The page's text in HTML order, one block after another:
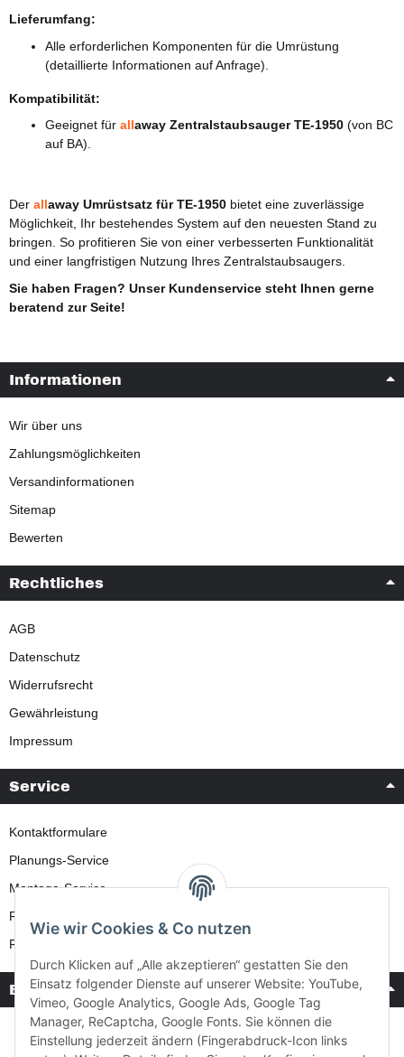
Lieferumfang:
Alle erforderlichen Komponenten für die Umrüstung
(detaillierte Informationen auf Anfrage).
Kompatibilität:
Geeignet für allaway Zentralstaubsauger TE-1950 (von BC
auf BA).
Der allaway Umrüstsatz für TE-1950 bietet eine zuverlässige
Möglichkeit, Ihr bestehendes System auf den neuesten Stand zu
bringen. So profitieren Sie von einer verbesserten Funktionalität
und einer langfristigen Nutzung Ihres Zentralstaubsaugers.
Sie haben Fragen? Unser Kundenservice steht Ihnen gerne
beratend zur Seite!
Informationen
Wir über uns
Zahlungsmöglichkeiten
Versandinformationen
Sitemap
Bewerten
Rechtliches
AGB
Datenschutz
Widerrufsrecht
Gewährleistung
Impressum
Service
Kontaktformulare
Planungs-Service
Montage-Service
Reparatur-Service
Retouren-Service
Bezahlung & Versand
Wie wir Cookies & Co nutzen
Durch Klicken auf „Alle akzeptieren“ gestatten Sie den
Einsatz folgender Dienste auf unserer Website: YouTube,
Vimeo, Google Analytics, Google Ads, Google Tag
Manager, ReCaptcha, Google Fonts. Sie können die
Einstellung jederzeit ändern (Fingerabdruck-Icon links